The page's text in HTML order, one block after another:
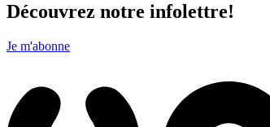
Découvrez notre infolettre!
Je m'abonne